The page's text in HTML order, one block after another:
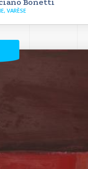
Bonetti
VARÈSE